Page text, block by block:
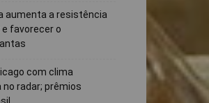
aumenta a resistência
favorecer o
com clima
no radar; prêmios